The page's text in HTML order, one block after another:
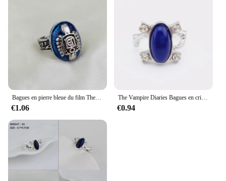
€1.06
The Vampire Diaries Bagues en cristal vintage, Elena, Gilbert, Lumière du jour, Lapis bleu, Mode, Films, Bijoux Cosplay
€0.94